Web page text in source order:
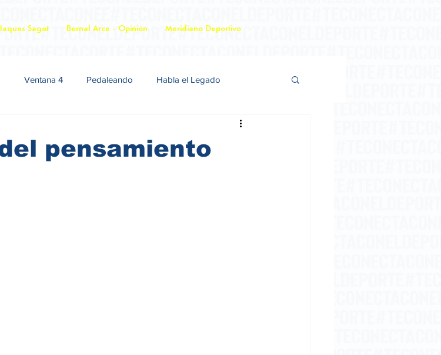
Sagot Bernal Arce - Opinión Meridiano Deportivo
Ventana 4 Pedaleando Habla el Legado
pensamiento